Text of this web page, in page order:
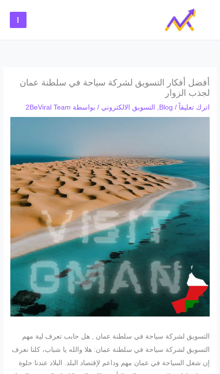
أفضل أفكار التسويق لشركة سياحة في سلطنة عمان
لجذب الزوار
اترك تعليقاً /
Blog
, التسويق الالكتروني / بواسطة 2BeViral Team
التسويق لشركة سياحة في سلطنة عمان , هل حابب تعرف لية مهم
التسويق لشركة سياحة في سلطنة عمان: هلا والله يا شباب، كلنا نعرف
إن شغل السياحة في عمان مهم وداعم لإقتصاد البلد. البلاد عندنا حلوة